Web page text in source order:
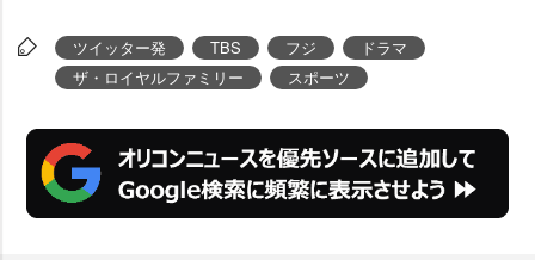
ツイッター発 TBS フジ
ドラマ
ザ・ロイヤルファミリー
スポーツ